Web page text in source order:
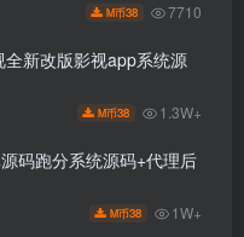
M币38 7710
新改版影视app系统源
M币38 1.3W+
码跑分系统源码+代理后
M币38 1W+